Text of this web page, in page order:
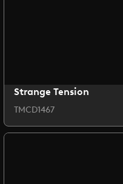
Strange Tension
TMCD1467